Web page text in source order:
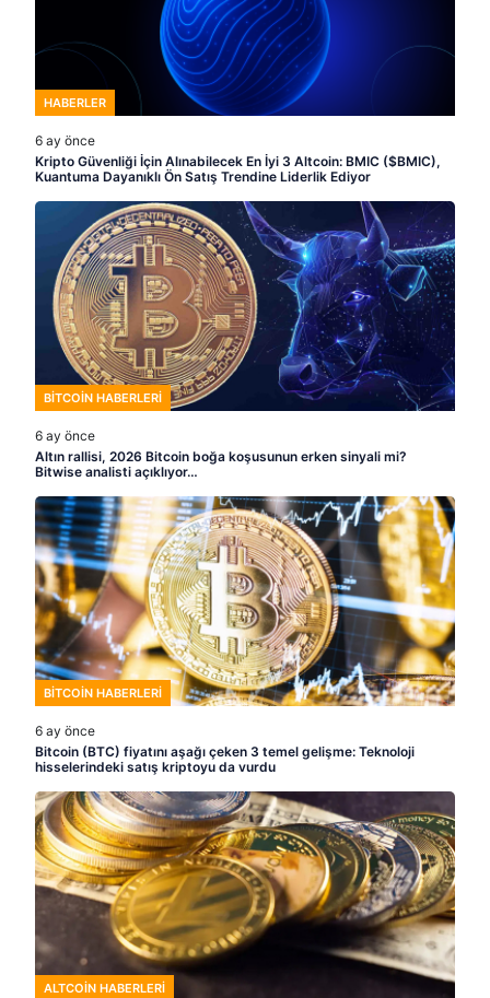
HABERLER
6 ay önce
Kripto Güvenliği İçin Alınabilecek En İyi 3 Altcoin: BMIC ($BMIC),
Kuantuma Dayanıklı Ön Satış Trendine Liderlik Ediyor
BITCOIN HABERLERI
6 ay önce
Altın rallisi, 2026 Bitcoin boğa koşusunun erken sinyali mi?
Bitwise analisti açıklıyor…
BITCOIN HABERLERI
6 ay önce
Bitcoin (BTC) fiyatını aşağı çeken 3 temel gelişme: Teknoloji
hisselerindeki satış kriptoyu da vurdu
ALTCOIN HABERLERI